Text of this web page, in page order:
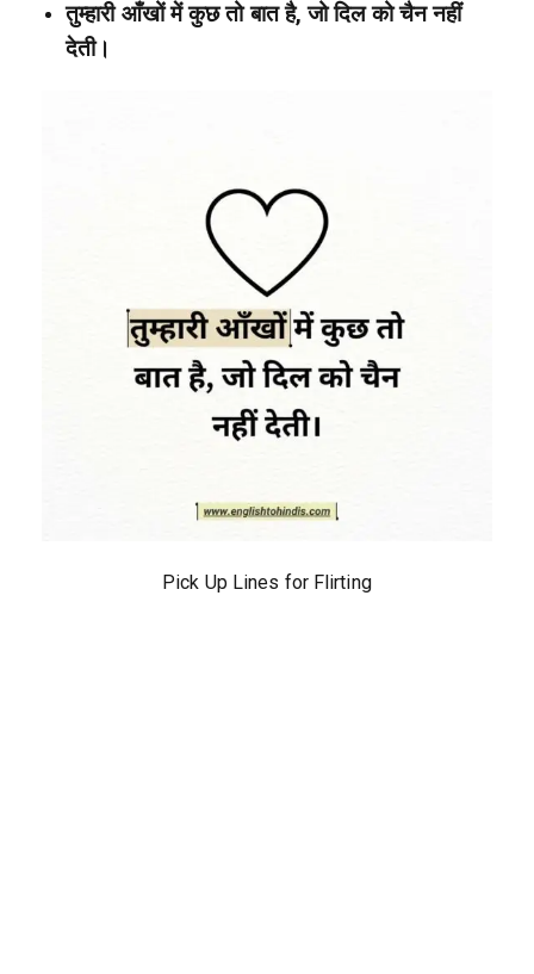
तुम्हारी आँखों में कुछ तो बात है, जो दिल को चैन नहीं
देती।
Pick Up Lines for Flirting